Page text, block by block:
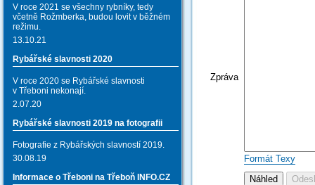
Zpráva
Formát Texy
V roce 2021 se všechny rybníky, tedy
včetně Rožmberka, budou lovit v běžném
režimu.
13.10.21
Rybářské slavnosti 2020
V roce 2020 se Rybářské slavnosti
v Třeboni nekonají.
2.07.20
Rybářské slavnosti 2019 na fotografii
Fotografie z Rybářských slavností 2019.
30.08.19
Informace o Třeboni na Třeboň INFO.CZ